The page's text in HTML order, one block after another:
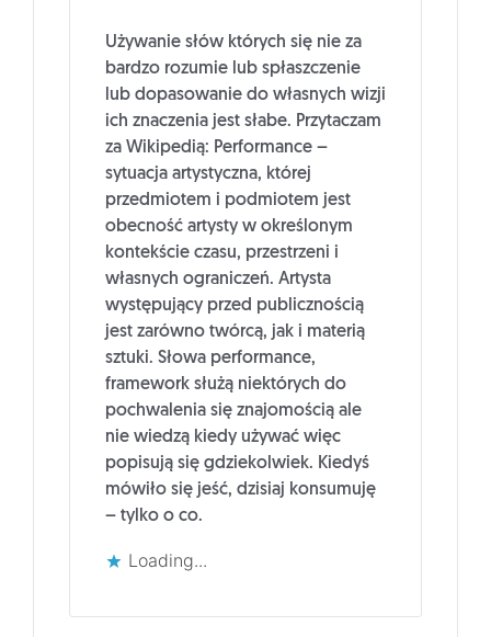
Używanie słów których się nie za
bardzo rozumie lub spłaszczenie
lub dopasowanie do własnych wizji
ich znaczenia jest słabe. Przytaczam
za Wikipedią: Performance –
sytuacja artystyczna, której
przedmiotem i podmiotem jest
obecność artysty w określonym
kontekście czasu, przestrzeni i
własnych ograniczeń. Artysta
występujący przed publicznością
jest zarówno twórcą, jak i materią
sztuki. Słowa performance,
framework służą niektórych do
pochwalenia się znajomością ale
nie wiedzą kiedy używać więc
popisują się gdziekolwiek. Kiedyś
mówiło się jeść, dzisiaj konsumuję
– tylko o co.
Loading...